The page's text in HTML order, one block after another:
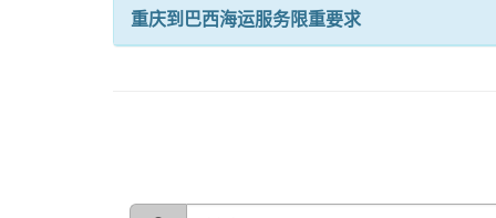
重庆到巴西海运服务限重要求